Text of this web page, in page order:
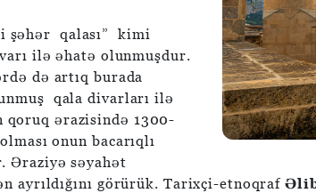
şəhər qalası” kimi
ilə əhatə olunmuşdur.
də artıq burada
qala divarları ilə
qoruq ərazisində 1300-
onun bacarıqlı
Əraziyə səyahət
görürük. Tarixçi-etnoqraf